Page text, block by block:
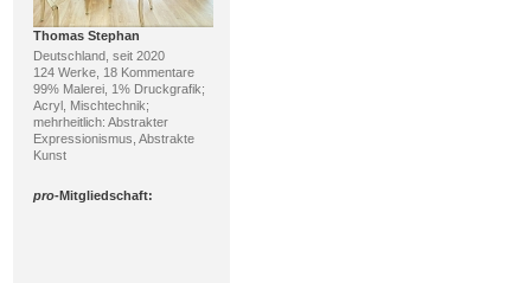
Thomas Stephan
Deutschland, seit 2020
124 Werke, 18 Kommentare
99% Malerei, 1% Druckgrafik;
Acryl, Mischtechnik;
mehrheitlich: Abstrakter
Expressionismus, Abstrakte
Kunst
pro-Mitgliedschaft: